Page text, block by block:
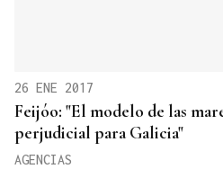
26 ENE 2017
Feijóo: "El modelo de las
perjudicial para Galicia"
AGENCIAS